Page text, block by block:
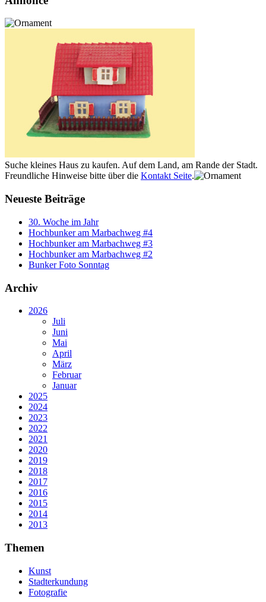
Suche kleines Haus zu kaufen. Auf dem Land, am Rande der Stadt.
Freundliche Hinweise bitte über die Kontakt Seite.
Neueste Beiträge
30. Woche im Jahr
Hochbunker am Marbachweg #4
Hochbunker am Marbachweg #3
Hochbunker am Marbachweg #2
Bunker Foto Sonntag
Archiv
2026
Juli
Juni
Mai
April
März
Februar
Januar
2025
2024
2023
2022
2021
2020
2019
2018
2017
2016
2015
2014
2013
Themen
Kunst
Stadterkundung
Fotografie